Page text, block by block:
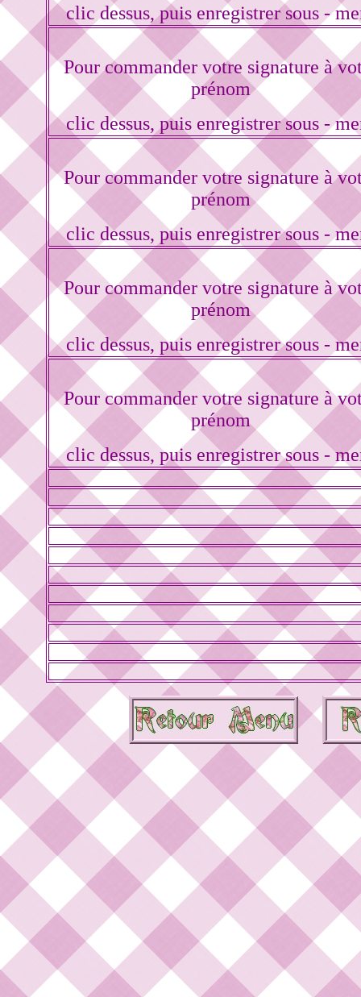
clic dessus, puis enregistrer sous -
Pour commander votre signature à
prénom
clic dessus, puis enregistrer sous -
Pour commander votre signature à
prénom
clic dessus, puis enregistrer sous -
Pour commander votre signature à
prénom
clic dessus, puis enregistrer sous -
Pour commander votre signature à
prénom
clic dessus, puis enregistrer sous -